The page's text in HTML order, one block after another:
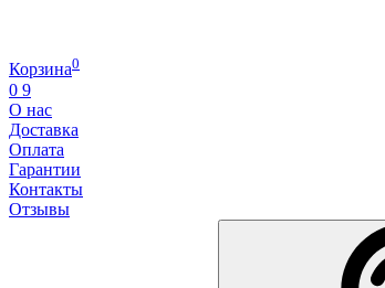
Корзина0
0 9
О нас
Доставка
Оплата
Гарантии
Контакты
Отзывы